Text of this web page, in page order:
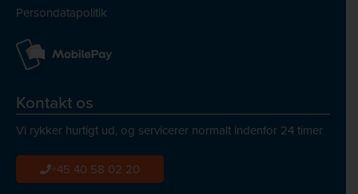
Persondatapolitik
Kontakt os
Vi rykker hurtigt ud, og servicerer normalt indenfor 24 timer
+45 40 58 02 20